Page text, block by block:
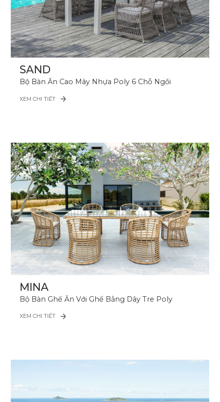
SAND
Bộ Bàn Ăn Cao Mây Nhựa Poly 6 Chỗ Ngồi
XEM CHI TIẾT
MINA
Bộ Bàn Ghế Ăn Với Ghế Bằng Dây Tre Poly
XEM CHI TIẾT